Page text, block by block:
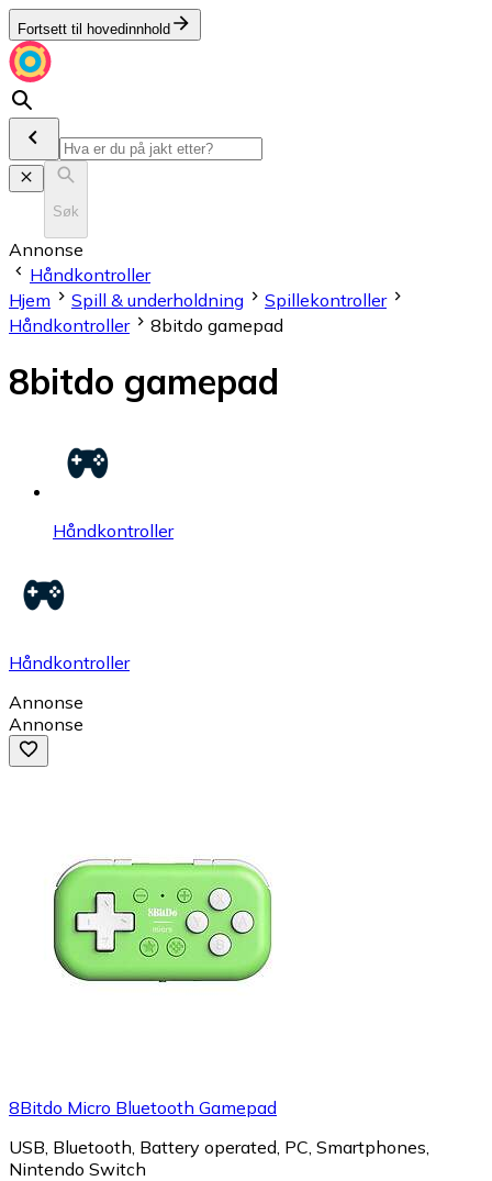
Fortsett til hovedinnhold
Søk
Annonse
Håndkontroller
Hjem
Spill & underholdning
Spillekontroller
Håndkontroller
8bitdo gamepad
8bitdo gamepad
Håndkontroller
Håndkontroller
Annonse
Annonse
8Bitdo Micro Bluetooth Gamepad
USB, Bluetooth, Battery operated, PC, Smartphones,
Nintendo Switch